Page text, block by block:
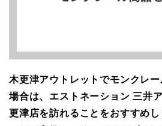
木更津アウトレットでモンクレ
場合は、エストネーション 三井
更津店を訪れることをおすすめし